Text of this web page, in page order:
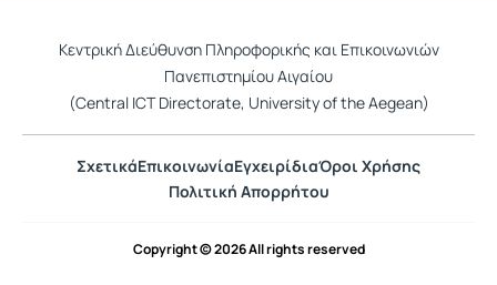
Κεντρική Διεύθυνση Πληροφορικής και Επικοινωνιών
Πανεπιστημίου Αιγαίου
(Central ICT Directorate, University of the Aegean)
ΣχετικάΕπικοινωνίαΕγχειρίδιαΌροι Χρήσης
Πολιτική Απορρήτου
Copyright © 2026 All rights reserved